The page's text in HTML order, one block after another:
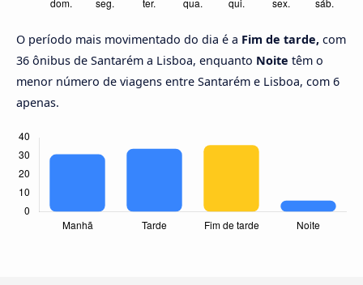
O período mais movimentado do dia é a Fim de tarde, com
36 ônibus de Santarém a Lisboa, enquanto Noite têm o
menor número de viagens entre Santarém e Lisboa, com 6
apenas.